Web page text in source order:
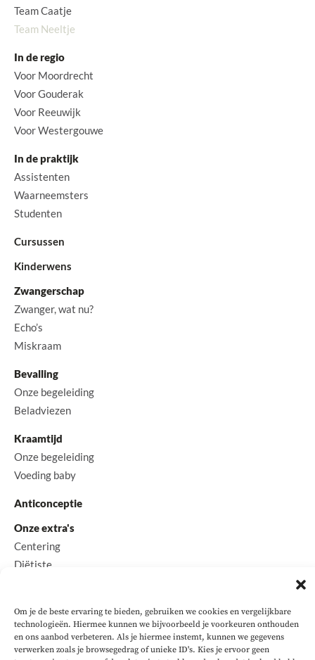
Om je de beste ervaring te bieden, gebruiken we cookies en vergelijkbare
technologieën. Hiermee kunnen we bijvoorbeeld je voorkeuren onthouden
en ons aanbod verbeteren. Als je hiermee instemt, kunnen we gegevens
verwerken zoals je browsegedrag of unieke ID's. Kies je ervoor geen
Team Caatje
Team Neeltje
In de regio
Voor Moordrecht
Voor Gouderak
Voor Reeuwijk
Voor Westergouwe
In de praktijk
Assistenten
Waarneemsters
Studenten
Cursussen
Kinderwens
Zwangerschap
Zwanger, wat nu?
Echo’s
Miskraam
Bevalling
Onze begeleiding
Beladviezen
Kraamtijd
Onze begeleiding
Voeding baby
Anticonceptie
Onze extra's
Centering
Diëtiste
Contact